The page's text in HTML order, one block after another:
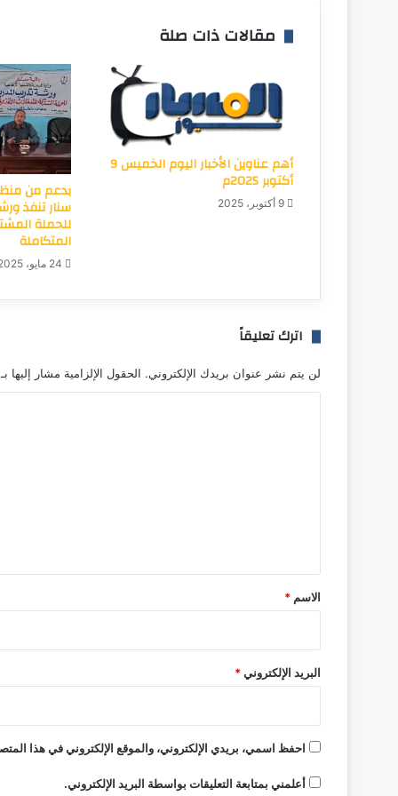
مقالات ذات صلة
أهم عناوين الأخبار اليوم الخميس 9
أكتوبر 2025م
9 أكتوبر، 2025
بدعم من
سنار تنفذ
للحملة
المتكاملة
24 مايو، 2025
اترك تعليقاً
لن يتم نشر عنوان بريدك الإلكتروني. الحقول الإلزامية مشار إليها بـ
*
الاسم *
البريد الإلكتروني*
احفظ اسمي، بريدي الإلكتروني، والموقع الإلكتروني في هذا
أعلمني بمتابعة التعليقات بواسطة البريد الإلكتروني.